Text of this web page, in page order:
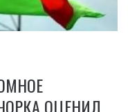
ОЦЕНИЛ